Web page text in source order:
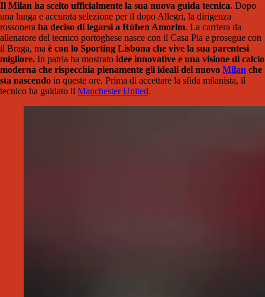
Il Milan ha scelto ufficialmente la sua nuova guida tecnica. Dopo
una lunga e accurata selezione per il dopo Allegri, la dirigenza
rossonera ha deciso di legarsi a Rúben Amorim. La carriera da
allenatore del tecnico portoghese nasce con il Casa Pia e prosegue con
il Braga, ma è con lo Sporting Lisbona che vive la sua parentesi
migliore. In patria ha mostrato idee innovative e una visione di calcio
moderna che rispecchia pienamente gli ideali del nuovo Milan che
sta nascendo in queste ore. Prima di accettare la sfida milanista, il
tecnico ha guidato il Manchester United.